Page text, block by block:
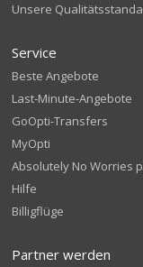
Unsere
Service
Beste Angebote
Last-Minute-Angebote
GoOpti-Transfers
MyOpti
Absolutely No Worries
Hilfe
Billigflüge
Partner werden